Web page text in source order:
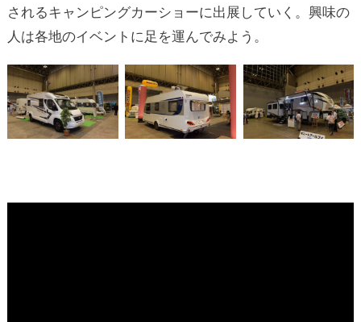
されるキャンピングカーショーに出展していく。興味の
人は各地のイベントに足を運んでみよう。